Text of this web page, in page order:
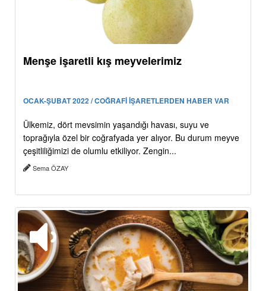
Menşe işaretli kış meyvelerimiz
OCAK-ŞUBAT 2022 / COĞRAFİ İŞARETLERDEN HABER VAR
Ülkemiz, dört mevsimin yaşandığı havası, suyu ve
toprağıyla özel bir coğrafyada yer alıyor. Bu durum meyve
çeşitliliğimizi de olumlu etkiliyor. Zengin...
Sema ÖZAY